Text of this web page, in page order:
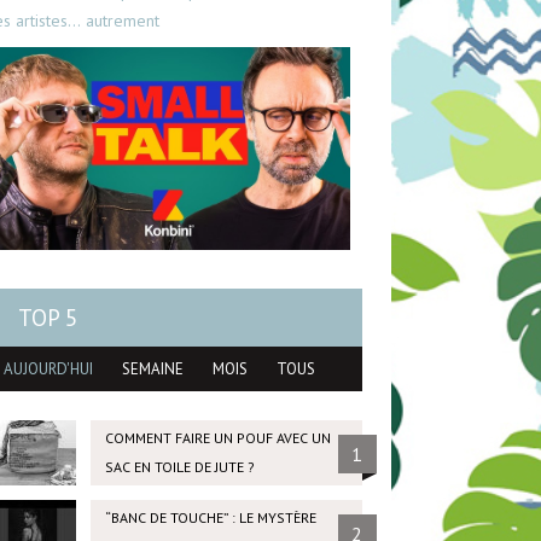
artistes… autrement
TOP 5
AUJOURD'HUI SEMAINE MOIS TOUS
COMMENT FAIRE UN POUF AVEC UN
SAC EN TOILE DE JUTE ?
1
“BANC DE TOUCHE” : LE MYSTÈRE
2